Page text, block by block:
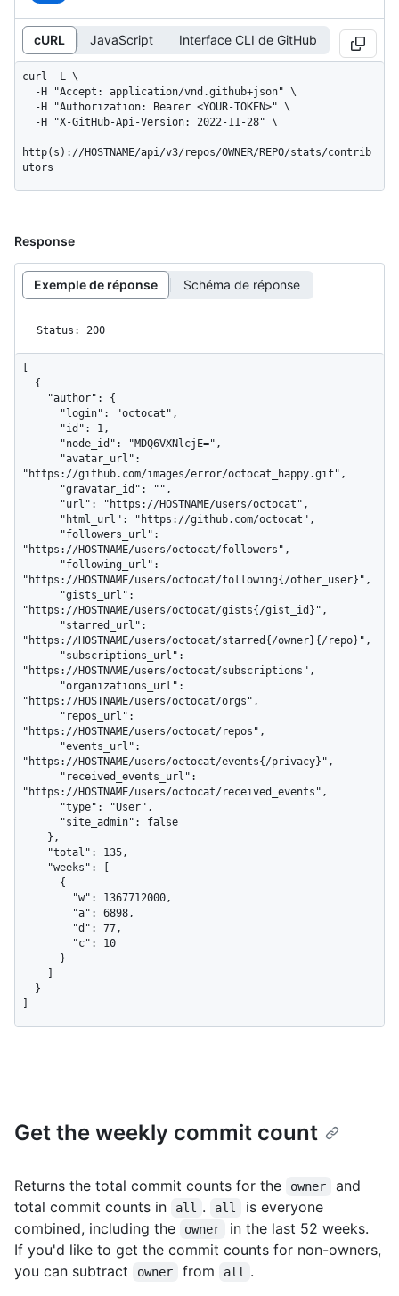
cURL JavaScript Interface CLI de GitHub
curl -L \
http(s)://HOSTNAME/api/v3/repos/OWNER/REPO/stats/contrib
utors
Response
Exemple de réponse Schéma de réponse
Status: 200
[
"https://github.com/images/error/octocat_happy.gif",
"https://HOSTNAME/users/octocat/followers",
"https://HOSTNAME/users/octocat/following{/other_user}",
"https://HOSTNAME/users/octocat/gists{/gist_id}",
"https://HOSTNAME/users/octocat/starred{/owner}{/repo}",
"https://HOSTNAME/users/octocat/subscriptions",
"https://HOSTNAME/users/octocat/orgs",
"https://HOSTNAME/users/octocat/repos",
"https://HOSTNAME/users/octocat/events{/privacy}",
"https://HOSTNAME/users/octocat/received_events",
]
Get the weekly commit count
Returns the total commit counts for the owner
and
total commit counts in
all . all
is everyone
combined, including the
owner
in the last 52 weeks.
If you'd like to get the commit counts for non-owners,
you can subtract
owner from all
.